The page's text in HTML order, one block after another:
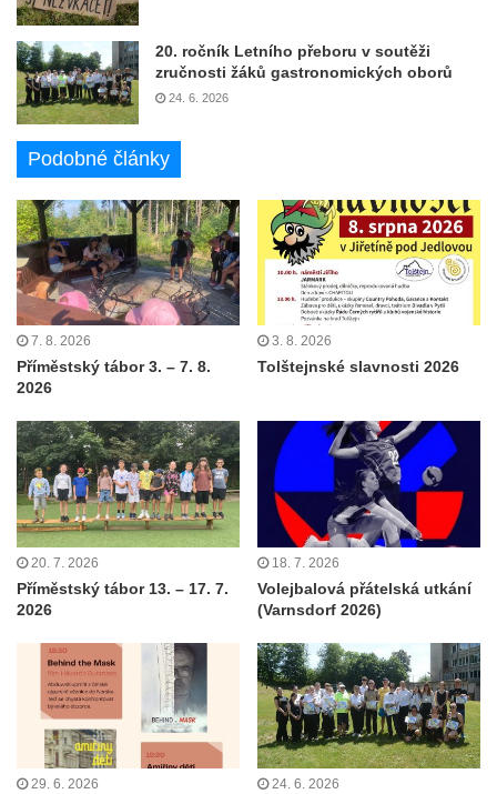
20. ročník Letního přeboru v soutěži
zručnosti žáků gastronomických oborů
24. 6. 2026
Podobné články
7. 8. 2026
Příměstský tábor 3. – 7. 8.
2026
3. 8. 2026
Tolštejnské slavnosti 2026
20. 7. 2026
Příměstský tábor 13. – 17. 7.
2026
18. 7. 2026
Volejbalová přátelská utkání
(Varnsdorf 2026)
29. 6. 2026 24. 6. 2026